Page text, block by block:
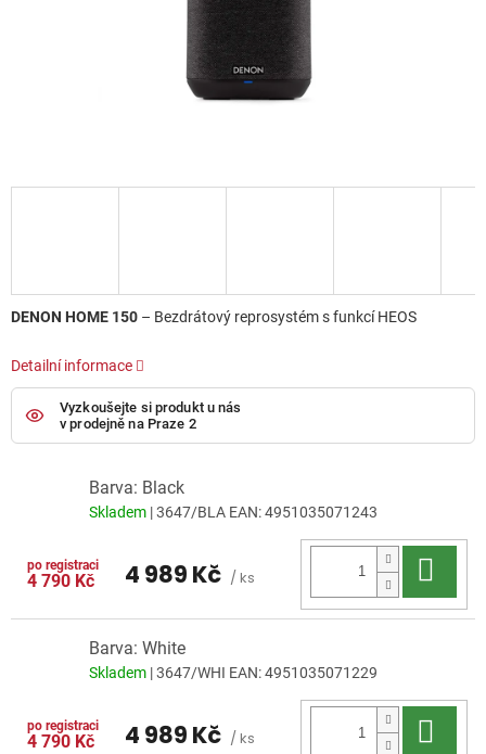
Vyzkoušejte si produkt u nás
v prodejně na Praze 2
Barva: Black
Skladem | 3647/BLA EAN:4951035071243
4 790 Kč 4 989 Kč / ks
Barva: White
Skladem | 3647/WHI EAN:4951035071229
4 790 Kč 4 989 Kč / ks
DENON HOME 150 – Bezdrátový reprosystém s funkcí HEOS
Detailní informace